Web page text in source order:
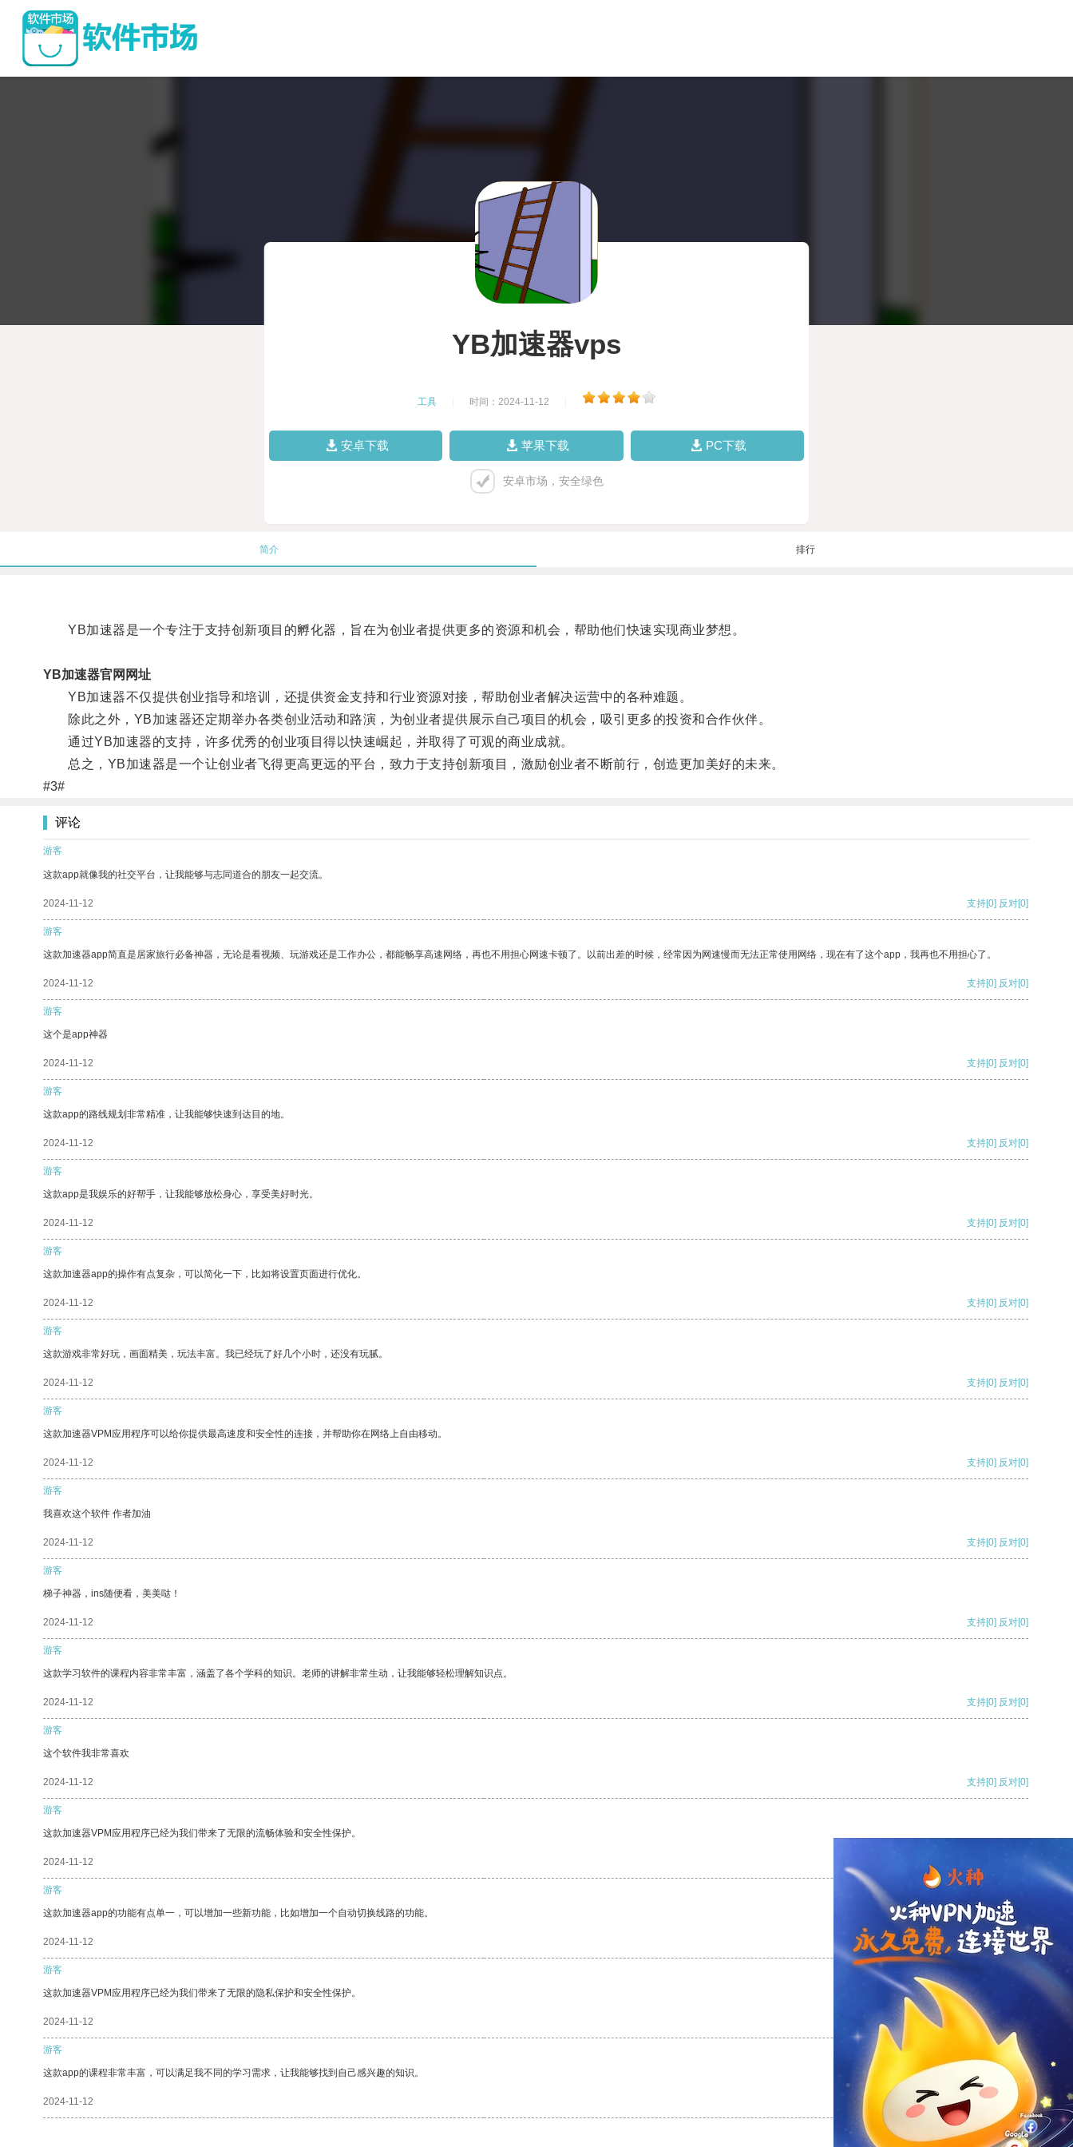
YB加速器vps
工具 时间：2024-11-12
安卓下载 苹果下载 PC下载
安卓市场，安全绿色
简介 排行
YB加速器是一个专注于支持创新项目的孵化器，旨在为创业者提供更多的资源和机会，帮助他们快速实现商业梦想。
YB加速器官网网址
YB加速器不仅提供创业指导和培训，还提供资金支持和行业资源对接，帮助创业者解决运营中的各种难题。
除此之外，YB加速器还定期举办各类创业活动和路演，为创业者提供展示自己项目的机会，吸引更多的投资和合作伙伴。
通过YB加速器的支持，许多优秀的创业项目得以快速崛起，并取得了可观的商业成就。
总之，YB加速器是一个让创业者飞得更高更远的平台，致力于支持创新项目，激励创业者不断前行，创造更加美好的未来。
#3#
评论
游客
这款app就像我的社交平台，让我能够与志同道合的朋友一起交流。
2024-11-12 支持[0] 反对[0]
游客
这款加速器app简直是居家旅行必备神器，无论是看视频、玩游戏还是工作办公，都能畅享高速网络，再也不用担心网速卡顿了。以前出差的时候，经常因为网速慢而无法正常使用网络，现在有了这个app，我再也不用担心了。
2024-11-12 支持[0] 反对[0]
游客
这个是app神器
2024-11-12 支持[0] 反对[0]
游客
这款app的路线规划非常精准，让我能够快速到达目的地。
2024-11-12 支持[0] 反对[0]
游客
这款app是我娱乐的好帮手，让我能够放松身心，享受美好时光。
2024-11-12 支持[0] 反对[0]
游客
这款加速器app的操作有点复杂，可以简化一下，比如将设置页面进行优化。
2024-11-12 支持[0] 反对[0]
游客
这款游戏非常好玩，画面精美，玩法丰富。我已经玩了好几个小时，还没有玩腻。
2024-11-12 支持[0] 反对[0]
游客
这款加速器VPM应用程序可以给你提供最高速度和安全性的连接，并帮助你在网络上自由移动。
2024-11-12 支持[0] 反对[0]
游客
我喜欢这个软件 作者加油
2024-11-12 支持[0] 反对[0]
游客
梯子神器，ins随便看，美美哒！
2024-11-12 支持[0] 反对[0]
游客
这款学习软件的课程内容非常丰富，涵盖了各个学科的知识。老师的讲解非常生动，让我能够轻松理解知识点。
2024-11-12 支持[0] 反对[0]
游客
这个软件我非常喜欢
2024-11-12 支持[0] 反对[0]
游客
这款加速器VPM应用程序已经为我们带来了无限的流畅体验和安全性保护。
2024-11-12
游客
这款加速器app的功能有点单一，可以增加一些新功能，比如增加一个自动切换线路的功能。
2024-11-12 支持 [0] 反对[0]
游客
这款加速器VPM应用程序已经为我们带来了无限的隐私保护和安全性保护。
2024-11-12 支持[0] 反对
游客
这款app的课程非常丰富，可以满足我不同的学习需求，让我能够找到自己感兴趣的知识。
2024-11-12 支持[0] 反对[0]